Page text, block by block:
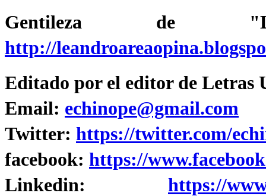
Gentileza de
http://
Editado por el editor de Letras
Email: echinope@gmail.com
Twitter: https://twitter.com/
facebook: https://
Linkedin: https://